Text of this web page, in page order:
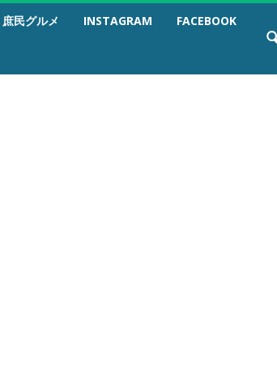
庶民グルメ INSTAGRAM FACEBOOK